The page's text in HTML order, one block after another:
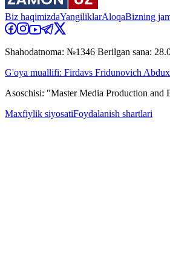
Biz haqimizdaYangiliklarAloqaBizning
Shahodatnoma: №1346 Berilgan sana:
G'oya muallifi: Firdavs Fridunovich
Asoschisi: "Master Media Production and
Maxfiylik siyosatiFoydalanish shartlari